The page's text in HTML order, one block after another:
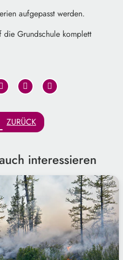
aufgepasst werden.
Grundschule komplett
ZURÜCK
interessieren
Freepik